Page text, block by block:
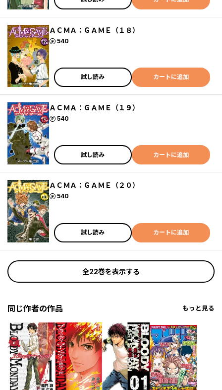
ＡＣＭＡ：ＧＡＭＥ（１８）
540
ポイント
試し読み カートに追加
ＡＣＭＡ：ＧＡＭＥ（１９）
540
ポイント
試し読み カートに追加
ＡＣＭＡ：ＧＡＭＥ（２０）
540
ポイント
試し読み カートに追加
全22巻を表示する
同じ作者の作品 もっと見る